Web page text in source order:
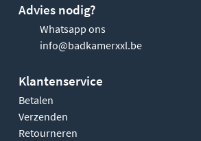
Advies nodig?
Whatsapp ons
info@badkamerxxl.be
Klantenservice
Betalen
Verzenden
Retourneren